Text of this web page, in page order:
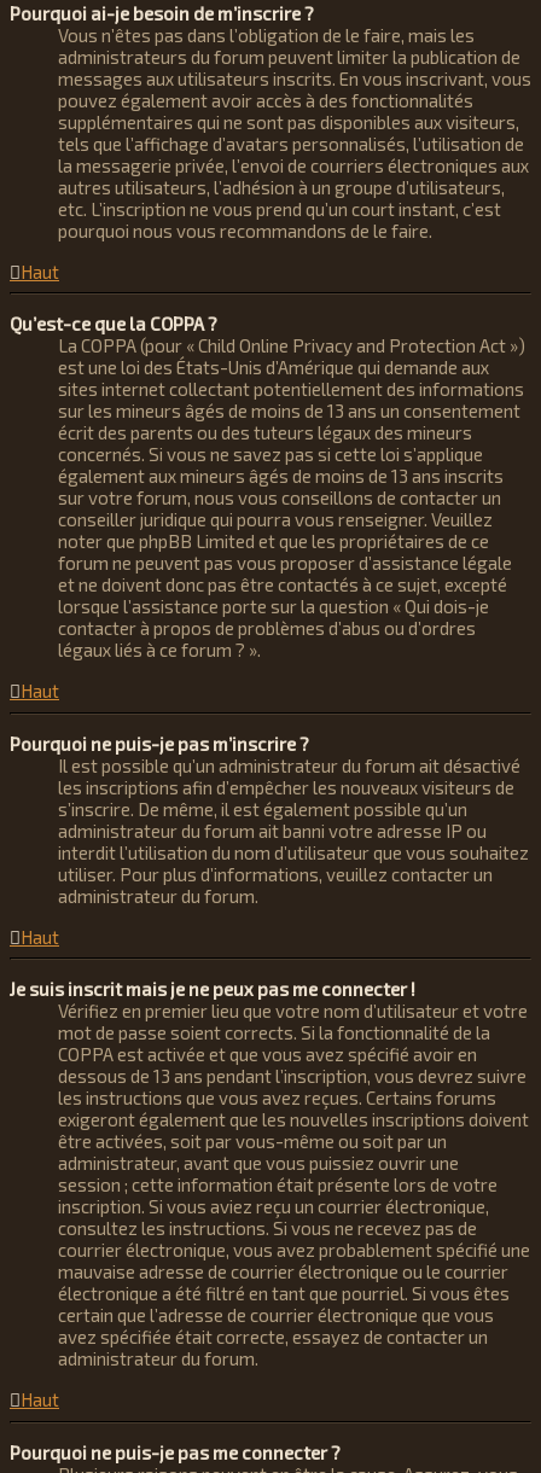
Pourquoi ai-je besoin de m’inscrire ?
Vous n’êtes pas dans l’obligation de le faire, mais les
administrateurs du forum peuvent limiter la publication de
messages aux utilisateurs inscrits. En vous inscrivant, vous
pouvez également avoir accès à des fonctionnalités
supplémentaires qui ne sont pas disponibles aux visiteurs,
tels que l’affichage d’avatars personnalisés, l’utilisation de
la messagerie privée, l’envoi de courriers électroniques aux
autres utilisateurs, l’adhésion à un groupe d’utilisateurs,
etc. L’inscription ne vous prend qu’un court instant, c’est
pourquoi nous vous recommandons de le faire.
Haut
Qu’est-ce que la COPPA ?
La COPPA (pour « Child Online Privacy and Protection Act »)
est une loi des États-Unis d’Amérique qui demande aux
sites internet collectant potentiellement des informations
sur les mineurs âgés de moins de 13 ans un consentement
écrit des parents ou des tuteurs légaux des mineurs
concernés. Si vous ne savez pas si cette loi s’applique
également aux mineurs âgés de moins de 13 ans inscrits
sur votre forum, nous vous conseillons de contacter un
conseiller juridique qui pourra vous renseigner. Veuillez
noter que phpBB Limited et que les propriétaires de ce
forum ne peuvent pas vous proposer d’assistance légale
et ne doivent donc pas être contactés à ce sujet, excepté
lorsque l’assistance porte sur la question « Qui dois-je
contacter à propos de problèmes d’abus ou d’ordres
légaux liés à ce forum ? ».
Haut
Pourquoi ne puis-je pas m’inscrire ?
Il est possible qu’un administrateur du forum ait désactivé
les inscriptions afin d’empêcher les nouveaux visiteurs de
s’inscrire. De même, il est également possible qu’un
administrateur du forum ait banni votre adresse IP ou
interdit l’utilisation du nom d’utilisateur que vous souhaitez
utiliser. Pour plus d’informations, veuillez contacter un
administrateur du forum.
Haut
Je suis inscrit mais je ne peux pas me connecter !
Vérifiez en premier lieu que votre nom d’utilisateur et votre
mot de passe soient corrects. Si la fonctionnalité de la
COPPA est activée et que vous avez spécifié avoir en
dessous de 13 ans pendant l’inscription, vous devrez suivre
les instructions que vous avez reçues. Certains forums
exigeront également que les nouvelles inscriptions doivent
être activées, soit par vous-même ou soit par un
administrateur, avant que vous puissiez ouvrir une
session ; cette information était présente lors de votre
inscription. Si vous aviez reçu un courrier électronique,
consultez les instructions. Si vous ne recevez pas de
courrier électronique, vous avez probablement spécifié une
mauvaise adresse de courrier électronique ou le courrier
électronique a été filtré en tant que pourriel. Si vous êtes
certain que l’adresse de courrier électronique que vous
avez spécifiée était correcte, essayez de contacter un
administrateur du forum.
Haut
Pourquoi ne puis-je pas me connecter ?